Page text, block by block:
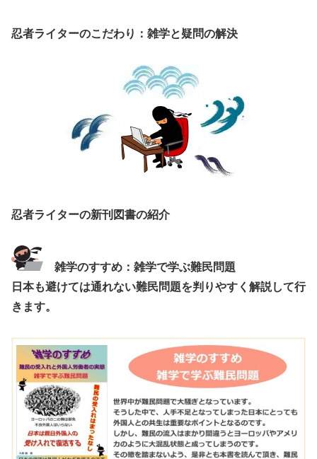
忍者ライターのこだわり：雑学と疑問の解決
忍者ライターの新刊図書の紹介
雑学のすすめ：雑学で学ぶ難民問題
日本も避けては通れない難民問題を判りやすく解説して行
きます。